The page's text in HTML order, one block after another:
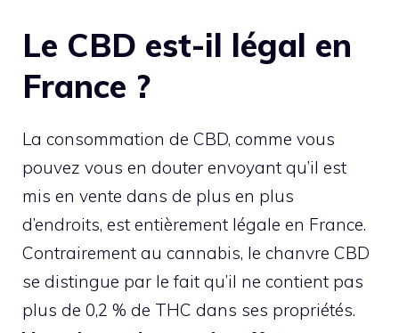
Le CBD est-il légal en
France ?
La consommation de CBD, comme vous
pouvez vous en douter envoyant qu’il est
mis en vente dans de plus en plus
d’endroits, est entièrement légale en France.
Contrairement au cannabis, le chanvre CBD
se distingue par le fait qu’il ne contient pas
plus de 0,2 % de THC dans ses propriétés.